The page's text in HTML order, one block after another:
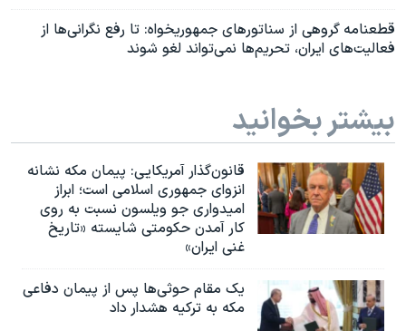
قطعنامه گروهی از سناتورهای جمهوریخواه: تا رفع نگرانی‌ها از
فعالیت‌های ایران، تحریم‌ها نمی‌تواند لغو شوند
بیشتر بخوانید
قانون‌گذار آمریکایی: پیمان مکه نشانه
انزوای جمهوری اسلامی است؛ ابراز
امیدواری جو ویلسون نسبت به روی
کار آمدن حکومتی شایسته «تاریخ
غنی ایران»
یک مقام حوثی‌ها پس از پیمان دفاعی
مکه به ترکیه هشدار داد